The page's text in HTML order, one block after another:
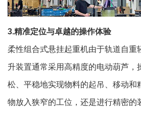
3.精准定位与卓越的操作体验
柔性组合式悬挂起重机由于轨道自重
升装置通常采用高精度的电动葫芦，
松、平稳地实现物料的起吊、移动和
物放入狭窄的工位，还是进行精密的